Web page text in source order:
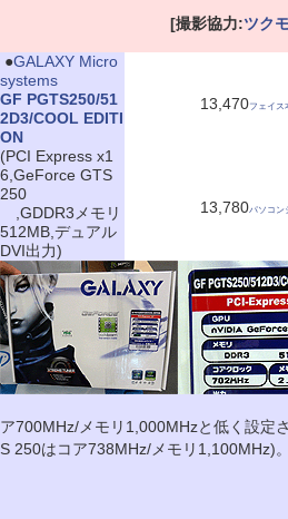
[撮影協力:ツク
●GALAXY Micro
systems
GF PGTS250/51
2D3/COOL EDITI
ON
(PCI Express x1
6,GeForce GTS
250
,GDDR3メモリ
512MB,デュアル
DVI出力)
13,470フェイス
13,780パソコン
ア700MHz/メモリ1,000MHzと低く設定
S 250はコア738MHz/メモリ1,100MHz)。